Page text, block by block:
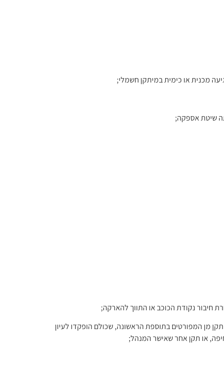
מכנית או כימית במיתקן חשמלי;
חיבור נקודת הכוכב או התווך להארקה;
התקנים, התשי"ג-1953, תקן רשמי כהגדרתו בסעיף 8(א) לחוק האמור או תקן מן המפורטים בתוספת הראשונה, שכולם הופקדו לעיון